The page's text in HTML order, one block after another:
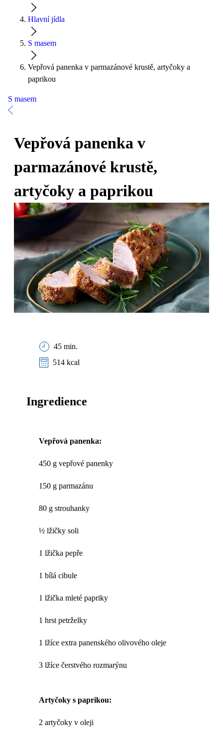
Hlavní jídla
S masem
Vepřová panenka v parmazánové krustě, artyčoky a
paprikou
S masem
Vepřová panenka v
parmazánové krustě,
artyčoky a paprikou
45 min.
514 kcal
Ingredience
Vepřová panenka:
450 g vepřové panenky
150 g parmazánu
80 g strouhanky
½ lžičky soli
1 lžička pepře
1 bílá cibule
1 lžička mleté papriky
1 hrst petrželky
1 lžíce extra panenského olivového oleje
3 lžíce čerstvého rozmarýnu
Artyčoky s paprikou:
2 artyčoky v oleji